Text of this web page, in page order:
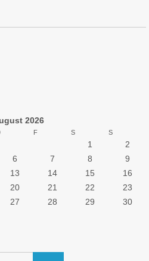
2026
F S S
1
2
6 7 8
9
13 14 15
16
20 21 22
23
27 28 29
30